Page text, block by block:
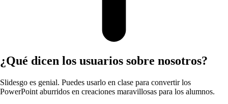
¿Qué dicen los usuarios sobre nosotros?
Slidesgo es genial. Puedes usarlo en clase para convertir los
PowerPoint aburridos en creaciones maravillosas para los alumnos.